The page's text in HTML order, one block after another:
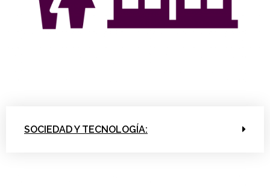
SOCIEDAD Y TECNOLOGÍA: